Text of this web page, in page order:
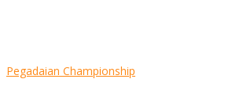
Pegadaian Championship